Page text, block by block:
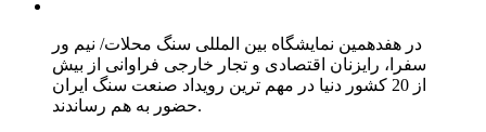
در هفدهمین نمایشگاه بین المللی سنگ محلات/ نیم ور
سفرا، رایزنان اقتصادی و تجار خارجی فراوانی از بیش
از 20 کشور دنیا در مهم ترین رویداد صنعت سنگ ایران
حضور به هم رساندند.